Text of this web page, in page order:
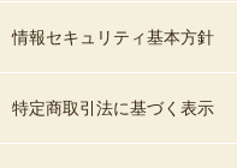
情報セキュリティ基本方針
特定商取引法に基づく表示